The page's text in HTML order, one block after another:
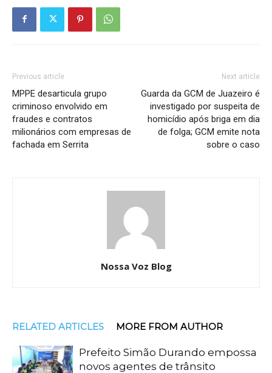
Previous article
MPPE desarticula grupo
criminoso envolvido em
fraudes e contratos
milionários com empresas de
fachada em Serrita
Next article
Guarda da GCM de Juazeiro é
investigado por suspeita de
homicídio após briga em dia
de folga; GCM emite nota
sobre o caso
Nossa Voz Blog
RELATED ARTICLES MORE FROM AUTHOR
Prefeito Simão Durando empossa
novos agentes de trânsito